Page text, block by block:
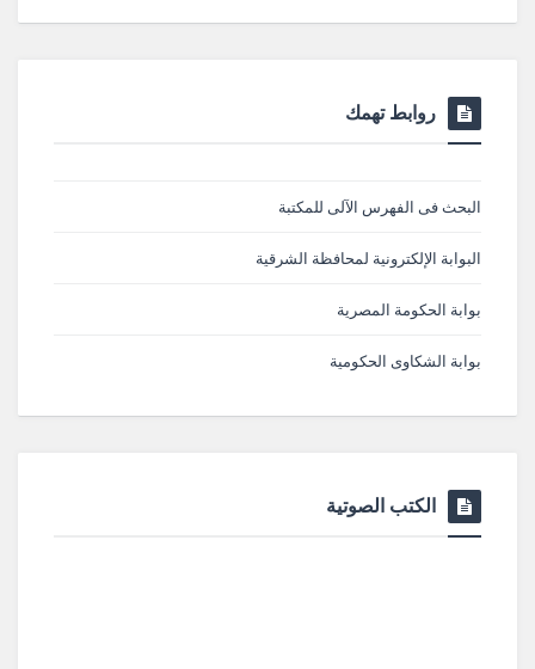
روابط تهمك
البحث فى الفهرس الآلى للمكتبة
البوابة الإلكترونية لمحافظة الشرقية
بوابة الحكومة المصرية
بوابة الشكاوى الحكومية
الكتب الصوتية